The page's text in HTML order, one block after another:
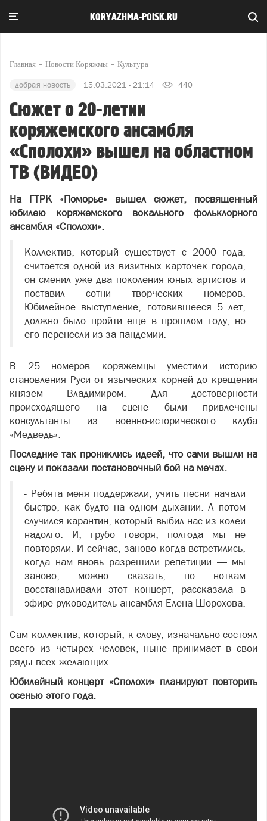
KORYAZHMA-POISK.RU
Главная Новости Коряжмы Культура
добрая новость 15.03.2021 - 21:14 440
Сюжет о 20-летии
коряжемского ансамбля
«Сполохи» вышел на областном
ТВ (ВИДЕО)
На ГТРК «Поморье» вышел сюжет, посвященный
юбилею коряжемского вокального фольклорного
ансамбля «Сполохи».
Коллектив, который существует с 2000 года,
считается одной из визитных карточек города,
он сменил уже два поколения юных артистов и
поставил сотни творческих номеров.
Юбилейное выступление, готовившееся 5 лет,
должно было пройти еще в прошлом году, но
его перенесли из-за пандемии.
В 25 номеров коряжемцы уместили историю
становления Руси от языческих корней до крещения
князем Владимиром. Для достоверности
происходящего на сцене были привлечены
консультанты из военно-исторического клуба
«Медведь».
Последние так прониклись идеей, что сами вышли на
сцену и показали постановочный бой на мечах.
- Ребята меня поддержали, учить песни начали
быстро, как будто на одном дыхании. А потом
случился карантин, который выбил нас из колеи
надолго. И, грубо говоря, полгода мы не
повторяли. И сейчас, заново когда встретились,
когда нам вновь разрешили репетиции — мы
заново, можно сказать, по ноткам
восстанавливали этот концерт, рассказала в
эфире руководитель ансамбля Елена Шорохова.
Сам коллектив, который, к слову, изначально состоял
всего из четырех человек, ныне принимает в свои
ряды всех желающих.
Юбилейный концерт «Сполохи» планируют повторить
осенью этого года.